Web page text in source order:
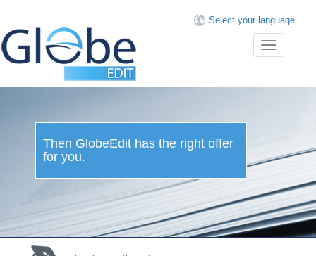
Select your language
Toggle
navigation
Then GlobeEdit has the right offer
for you.